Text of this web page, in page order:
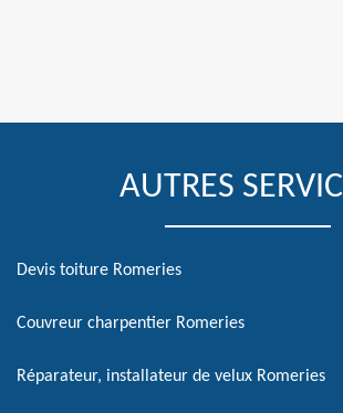
AUTRES
Devis toiture Romeries
Couvreur charpentier Romeries
Réparateur, installateur de velux Romeries